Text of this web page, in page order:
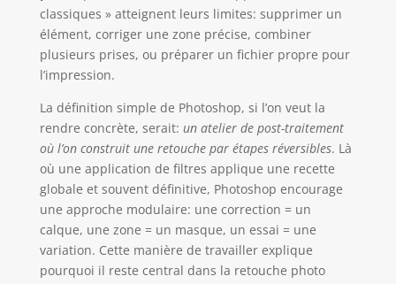
classiques » atteignent leurs limites: supprimer un
élément, corriger une zone précise, combiner
plusieurs prises, ou préparer un fichier propre pour
l’impression.
La définition simple de Photoshop, si l’on veut la
rendre concrète, serait: un atelier de post-traitement
où l’on construit une retouche par étapes réversibles. Là
où une application de filtres applique une recette
globale et souvent définitive, Photoshop encourage
une approche modulaire: une correction = un
calque, une zone = un masque, un essai = une
variation. Cette manière de travailler explique
pourquoi il reste central dans la retouche photo